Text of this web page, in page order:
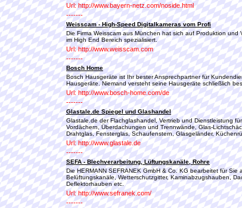
Url: http://www.bayern-netz.com/noside.html
-------
Weisscam - High-Speed Digitalkameras vom Profi
Die Firma Weisscam aus München hat sich auf Produktion und
im High End Bereich spezialisiert.
Url: http://www.weisscam.com
-------
Bosch Home
Bosch Hausgeräte ist Ihr bester Ansprechpartner für
Hausgeräte. Niemand versteht seine Hausgeräte schließlich
Url: http://www.bosch-home.com/de
-------
Glastale.de Spiegel und Glashandel
Glastale.de der Flachglashandel, Vertrieb und Dienstleistung
Vordächern, Überdachungen und Trennwände, Glas-
Drahtglas, Fensterglas, Schaufenstern, Glasgeländer,
Url: http://www.glastale.de
-------
SEFA - Blechverarbeitung, Lüftungskanäle, Rohre
Die HERMANN SEFRANEK GmbH & Co. KG bearbeitet für Sie
Belüftungskanäle, Wetterschutzgitter, Kaminabzugshauben,
Deflektorhauben etc.
Url: http://www.sefranek.com/
-------